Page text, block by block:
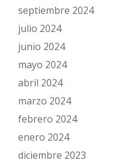
septiembre 2024
julio 2024
junio 2024
mayo 2024
abril 2024
marzo 2024
febrero 2024
enero 2024
diciembre 2023